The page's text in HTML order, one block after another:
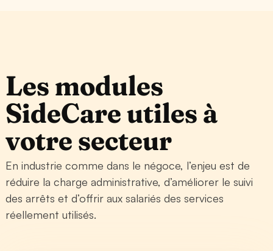
Les modules
SideCare utiles à
votre secteur
En industrie comme dans le négoce, l’enjeu est de
réduire la charge administrative, d’améliorer le suivi
des arrêts et d’offrir aux salariés des services
réellement utilisés.